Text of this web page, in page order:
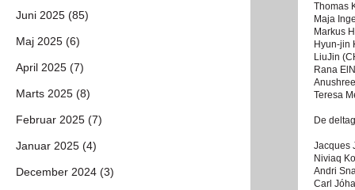
Thomas
Maja
Markus
Hyun-jin
LiuJin
Rana
Teresa
De
Jacques
Niviaq
Andri
Carl
Juni 2025 (85)
Maj 2025 (6)
April 2025 (7)
Marts 2025 (8)
Februar 2025 (7)
Januar 2025 (4)
December 2024 (3)